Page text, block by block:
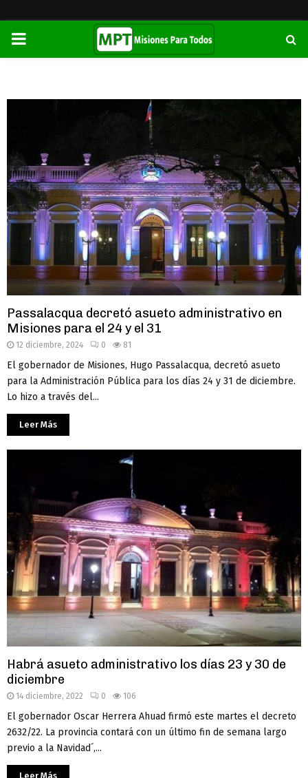
PRIMARY
Passalacqua decretó asueto administrativo en
Misiones para el 24 y el 31
12 diciembre, 2024 0 81
El gobernador de Misiones, Hugo Passalacqua, decretó asueto
para la Administración Pública para los días 24 y 31 de diciembre.
Lo hizo a través del...
Leer Más
Habrá asueto administrativo los días 23 y 30 de
diciembre
14 diciembre, 2022 0 106
El gobernador Oscar Herrera Ahuad firmó este martes el decreto
2632/22. La provincia contará con un último fin de semana largo
previo a la Navidad´,...
Leer Más